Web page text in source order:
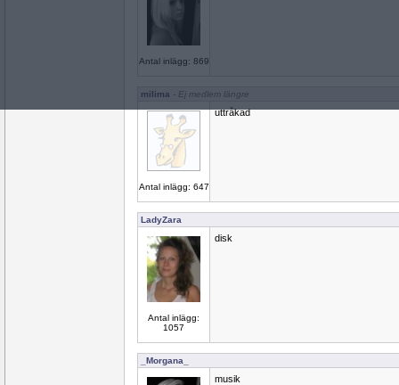
Antal inlägg: 869
milima - Ej medlem längre
Antal inlägg: 647
uttråkad
LadyZara
Antal inlägg:
1057
disk
_Morgana_
musik